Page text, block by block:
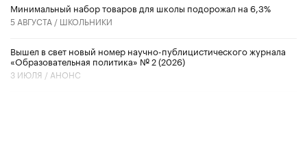
Минимальный набор товаров для школы подорожал на 6,3%
5 АВГУСТА / ШКОЛЬНИКИ
Вышел в свет новый номер научно-публицистического журнала
«Образовательная политика» № 2 (2026)
3 ИЮЛЯ / АНОНС